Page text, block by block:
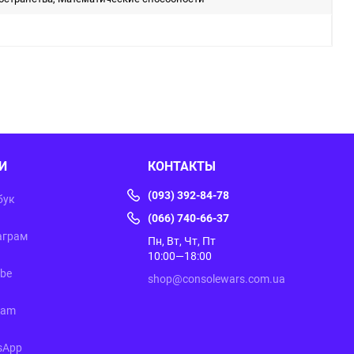
КОНТАКТЫ
(093) 392-84-78
(066) 740-66-37
Пн, Вт, Чт, Пт
10:00—18:00
shop@consolewars.com.ua